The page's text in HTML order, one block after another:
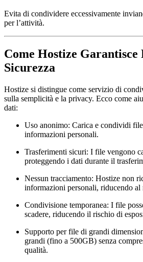
Evita di condividere eccessivamente
per l’attività.
Come Hostize Garantisce
Sicurezza
Hostize si distingue come servizio di
sulla semplicità e la privacy. Ecco come
dati:
Uso anonimo: Carica e condividi
informazioni personali.
Trasferimenti sicuri: I file vengono
proteggendo i dati durante il
Nessun tracciamento: Hostize non
informazioni personali, riducendo
Condivisione temporanea: I file
scadere, riducendo il rischio di
Supporto per file di grandi
grandi (fino a 500GB) senza
qualità.